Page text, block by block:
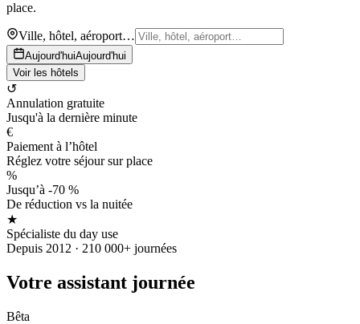
place.
Ville, hôtel, aéroport…
Aujourd'huiAujourd'hui
Voir les hôtels
↺
Annulation gratuite
Jusqu'à la dernière minute
€
Paiement à l’hôtel
Réglez votre séjour sur place
%
Jusqu’à -70 %
De réduction vs la nuitée
★
Spécialiste du day use
Depuis 2012 · 210 000+ journées
Votre assistant journée
Bêta